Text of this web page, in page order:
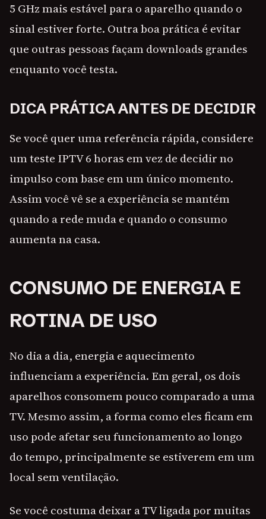
5 GHz mais estável para o aparelho quando o
sinal estiver forte. Outra boa prática é evitar
que outras pessoas façam downloads grandes
enquanto você testa.
DICA PRÁTICA ANTES DE DECIDIR
Se você quer uma referência rápida, considere
um teste IPTV 6 horas em vez de decidir no
impulso com base em um único momento.
Assim você vê se a experiência se mantém
quando a rede muda e quando o consumo
aumenta na casa.
CONSUMO DE ENERGIA E
ROTINA DE USO
No dia a dia, energia e aquecimento
influenciam a experiência. Em geral, os dois
aparelhos consomem pouco comparado a uma
TV. Mesmo assim, a forma como eles ficam em
uso pode afetar seu funcionamento ao longo
do tempo, principalmente se estiverem em um
local sem ventilação.
Se você costuma deixar a TV ligada por muitas